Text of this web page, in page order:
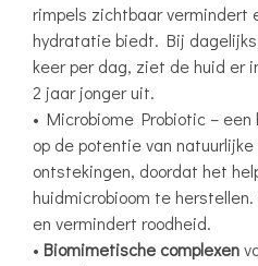
rimpels zichtbaar
hydratatie biedt. Bij
keer per dag, ziet de huid er
2 jaar jonger uit.
• Microbiome Probiotic –
op de potentie van
ontstekingen, doordat het
huidmicrobioom te
en vermindert roodheid.
• Biomimetische complexen